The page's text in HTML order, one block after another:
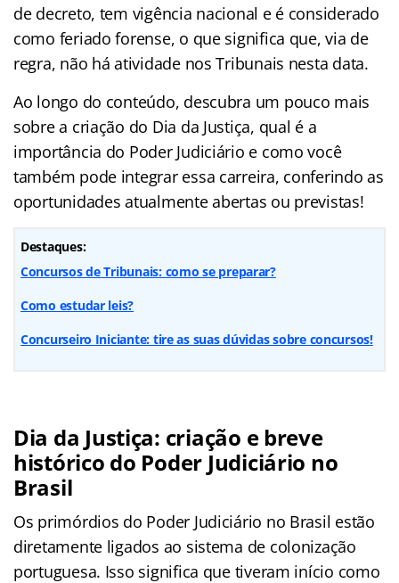
de decreto, tem vigência nacional e é considerado
como feriado forense, o que significa que, via de
regra, não há atividade nos Tribunais nesta data.
Ao longo do conteúdo, descubra um pouco mais
sobre a criação do Dia da Justiça, qual é a
importância do Poder Judiciário e como você
também pode integrar essa carreira, conferindo as
oportunidades atualmente abertas ou previstas!
Destaques:
Concursos de Tribunais: como se preparar?
Como estudar leis?
Concurseiro Iniciante: tire as suas dúvidas sobre concursos!
Dia da Justiça: criação e breve
histórico do Poder Judiciário no
Brasil
Os primórdios do Poder Judiciário no Brasil estão
diretamente ligados ao sistema de colonização
portuguesa. Isso significa que tiveram início como